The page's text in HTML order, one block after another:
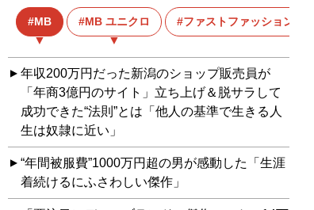
MB MB ユニクロ ファストファッション
年収200万円だった新潟のショップ販売員が
「年商3億円のサイト」立ち上げ＆脱サラして
成功できた“法則”とは「他人の基準で生きる人
生は奴隷に近い」
“年間被服費”1000万円超の男が感動した「生涯
着続けるにふさわしい傑作」